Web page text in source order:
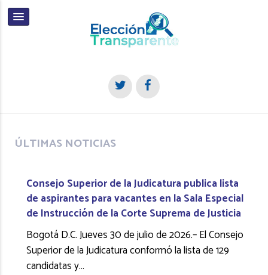
ÚLTIMAS NOTICIAS
Consejo Superior de la Judicatura publica lista
de aspirantes para vacantes en la Sala Especial
de Instrucción de la Corte Suprema de Justicia
Bogotá D.C. Jueves 30 de julio de 2026.– El Consejo
Superior de la Judicatura conformó la lista de 129
candidatas y…